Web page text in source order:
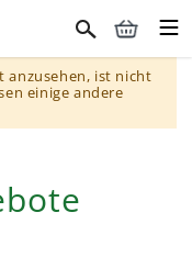
anzusehen, ist nicht
einige andere